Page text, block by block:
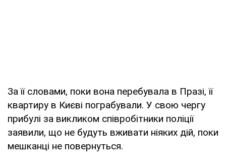
За її словами, поки вона перебувала в Празі, її
квартиру в Києві пограбували. У свою чергу
прибулі за викликом співробітники поліції
заявили, що не будуть вживати ніяких дій, поки
мешканці не повернуться.